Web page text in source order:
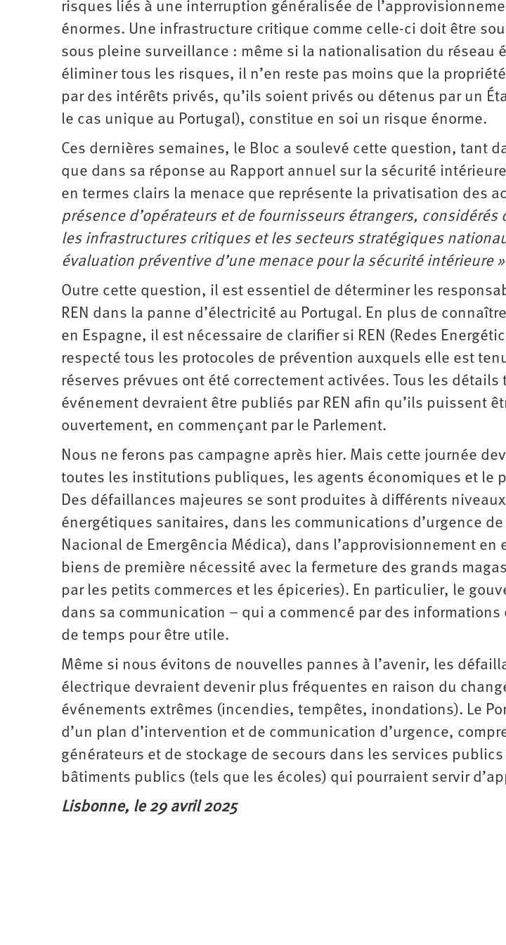
risques liés à une interruption généralisée de
énormes. Une infrastructure critique comme celle-ci doit être
sous pleine surveillance : même si la nationalisation du réseau
éliminer tous les risques, il n’en reste pas moins que la
par des intérêts privés, qu’ils soient privés ou détenus par un
le cas unique au Portugal), constitue en soi un risque énorme.
Ces dernières semaines, le Bloc a soulevé cette question, tant
que dans sa réponse au Rapport annuel sur la sécurité
en termes clairs la menace que représente la privatisation des
présence d’opérateurs et de fournisseurs étrangers, considérés
les infrastructures critiques et les secteurs stratégiques
évaluation préventive d’une menace pour la sécurité intérieure
Outre cette question, il est essentiel de déterminer les
REN dans la panne d’électricité au Portugal. En plus de
en Espagne, il est nécessaire de clarifier si REN (Redes
respecté tous les protocoles de prévention auxquels elle est
réserves prévues ont été correctement activées. Tous les
événement devraient être publiés par REN afin qu’ils puissent
ouvertement, en commençant par le Parlement.
Nous ne ferons pas campagne après hier. Mais cette journée
toutes les institutions publiques, les agents économiques et le
Des défaillances majeures se sont produites à différents
énergétiques sanitaires, dans les communications d’urgence de
Nacional de Emergência Médica), dans l’approvisionnement en
biens de première nécessité avec la fermeture des grands
par les petits commerces et les épiceries). En particulier, le
dans sa communication – qui a commencé par des informations
de temps pour être utile.
Même si nous évitons de nouvelles pannes à l’avenir, les
électrique devraient devenir plus fréquentes en raison du
événements extrêmes (incendies, tempêtes, inondations). Le
d’un plan d’intervention et de communication d’urgence,
générateurs et de stockage de secours dans les services
bâtiments publics (tels que les écoles) qui pourraient servir
Lisbonne, le 29 avril 2025